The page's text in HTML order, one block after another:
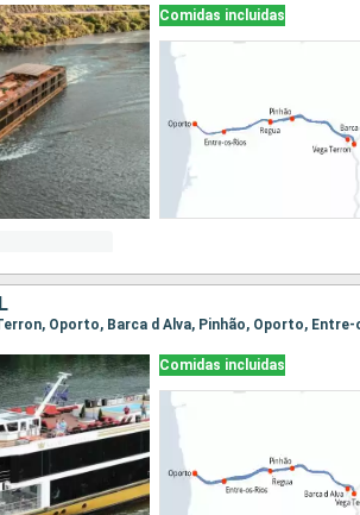
Comidas incluidas
Comidas incluidas